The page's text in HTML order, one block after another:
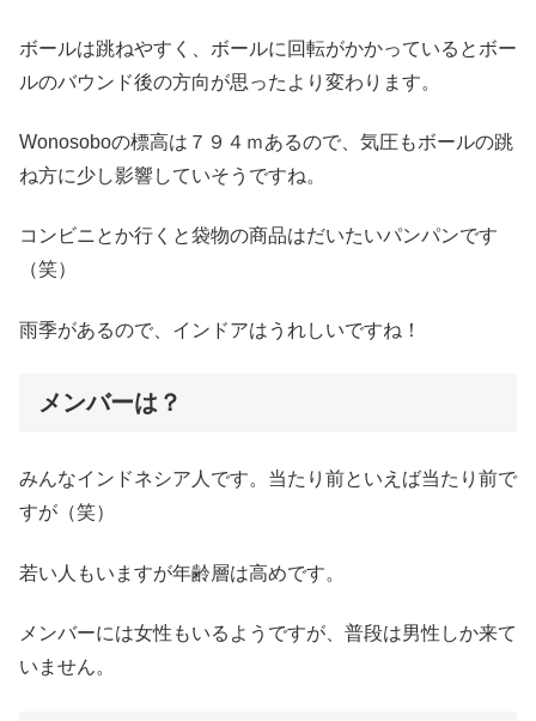
ボールは跳ねやすく、ボールに回転がかかっているとボー
ルのバウンド後の方向が思ったより変わります。
Wonosoboの標高は７９４ｍあるので、気圧もボールの跳
ね方に少し影響していそうですね。
コンビニとか行くと袋物の商品はだいたいパンパンです
（笑）
雨季があるので、インドアはうれしいですね！
メンバーは？
みんなインドネシア人です。当たり前といえば当たり前で
すが（笑）
若い人もいますが年齢層は高めです。
メンバーには女性もいるようですが、普段は男性しか来て
いません。